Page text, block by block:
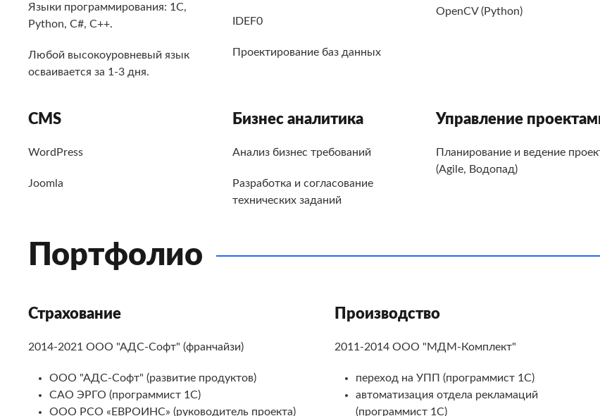
Языки программирования: 1С,
Python, C#, C++.
Любой высокоуровневый язык
осваивается за 1-3 дня.
IDEF0
Проектирование баз данных
OpenCV (Python)
CMS
WordPress
Joomla
Бизнес аналитика
Анализ бизнес требований
Разработка и согласование
технических заданий
Управление
Планирование и ведение
(Agile, Водопад)
Портфолио
Страхование
2014-2021 ООО "АДС-Софт" (франчайзи)
ООО "АДС-Софт" (развитие продуктов)
САО ЭРГО (программист 1С)
ООО РСО «ЕВРОИНС» (руководитель проекта)
Производство
2011-2014 ООО "МДМ-Комплект"
переход на УПП (программист 1С)
автоматизация отдела рекламаций
(программист 1С)